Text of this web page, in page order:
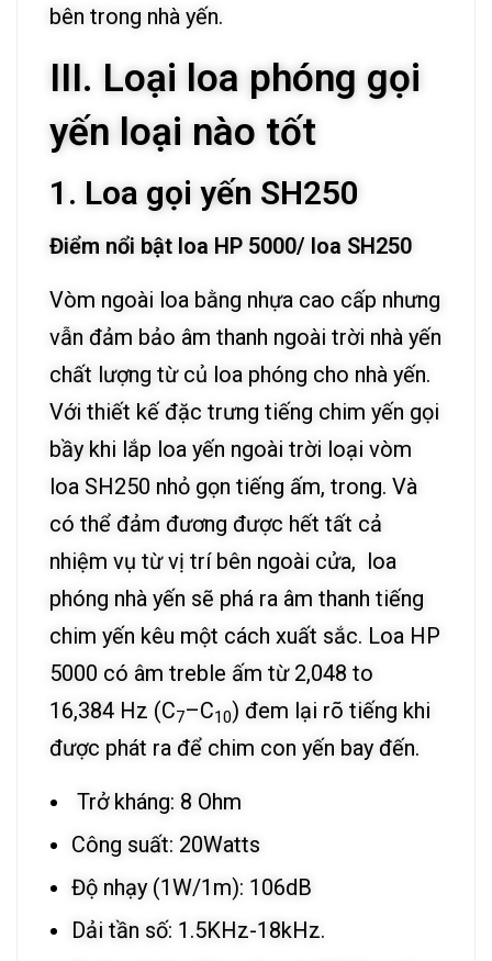
bên trong nhà yến.
III. Loại loa phóng gọi
yến loại nào tốt
1. Loa gọi yến SH250
Điểm nổi bật loa HP 5000/ loa SH250
Vòm ngoài loa bằng nhựa cao cấp nhưng
vẫn đảm bảo âm thanh ngoài trời nhà yến
chất lượng từ củ loa phóng cho nhà yến.
Với thiết kế đặc trưng tiếng chim yến gọi
bầy khi lắp loa yến ngoài trời loại vòm
loa SH250 nhỏ gọn tiếng ấm, trong. Và
có thể đảm đương được hết tất cả
nhiệm vụ từ vị trí bên ngoài cửa, loa
phóng nhà yến sẽ phá ra âm thanh tiếng
chim yến kêu một cách xuất sắc. Loa HP
5000 có âm treble ấm từ 2,048 to
16,384 Hz (C7–C10) đem lại rõ tiếng khi
được phát ra để chim con yến bay đến.
Trở kháng: 8 Ohm
Công suất: 20Watts
Độ nhạy (1W/1m): 106dB
Dải tần số: 1.5KHz-18kHz.